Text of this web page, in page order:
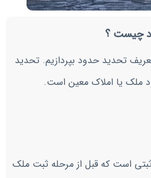
چیست ؟
تحدید حدود بپردازیم. تحدید
ملک یا املاک معین است.
است که قبل از مرحله ثبت ملک